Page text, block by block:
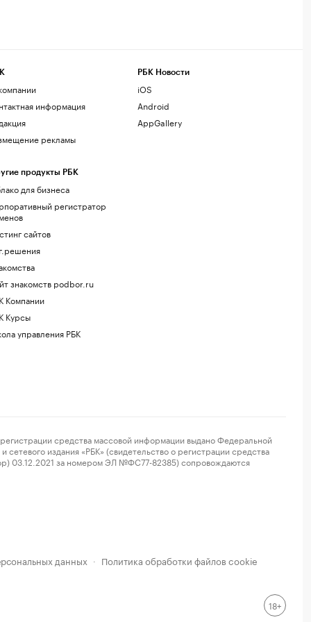
информация
рекламы
продукты РБК
для бизнеса
регистратор
сайтов
знакомств podbor.ru
Компании
Курсы
управления РБК
РБК Новости
iOS
Android
AppGallery
средства массовой информации выдано Федеральной
издания «РБК» (свидетельство о регистрации средства
03.12.2021 за номером ЭЛ №ФС77-82385) сопровождаются
данных · Политика обработки файлов cookie
18+